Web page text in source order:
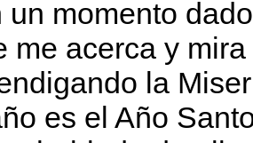
un momento
me acerca y
la
es el Año